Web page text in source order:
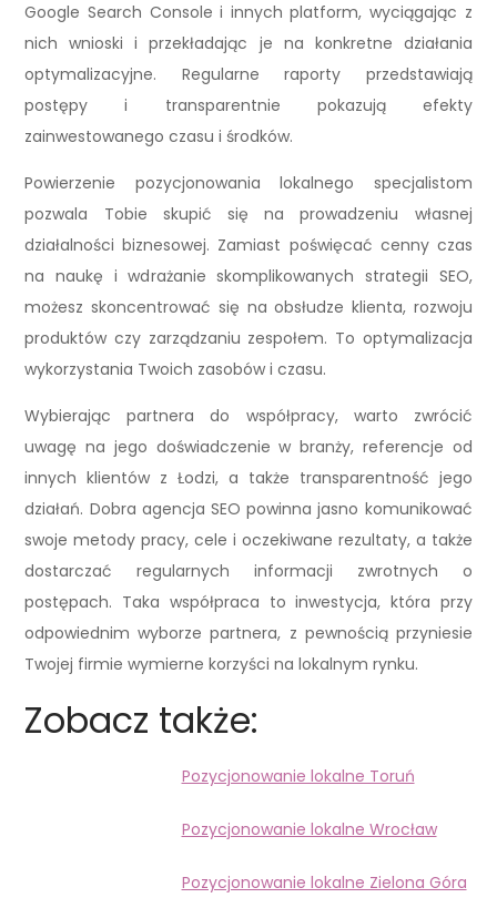
Google Search Console i innych platform, wyciągając z
nich wnioski i przekładając je na konkretne działania
optymalizacyjne. Regularne raporty przedstawiają
postępy i transparentnie pokazują efekty
zainwestowanego czasu i środków.
Powierzenie pozycjonowania lokalnego specjalistom
pozwala Tobie skupić się na prowadzeniu własnej
działalności biznesowej. Zamiast poświęcać cenny czas
na naukę i wdrażanie skomplikowanych strategii SEO,
możesz skoncentrować się na obsłudze klienta, rozwoju
produktów czy zarządzaniu zespołem. To optymalizacja
wykorzystania Twoich zasobów i czasu.
Wybierając partnera do współpracy, warto zwrócić
uwagę na jego doświadczenie w branży, referencje od
innych klientów z Łodzi, a także transparentność jego
działań. Dobra agencja SEO powinna jasno komunikować
swoje metody pracy, cele i oczekiwane rezultaty, a także
dostarczać regularnych informacji zwrotnych o
postępach. Taka współpraca to inwestycja, która przy
odpowiednim wyborze partnera, z pewnością przyniesie
Twojej firmie wymierne korzyści na lokalnym rynku.
Zobacz także:
Pozycjonowanie lokalne Toruń
Pozycjonowanie lokalne Wrocław
Pozycjonowanie lokalne Zielona Góra